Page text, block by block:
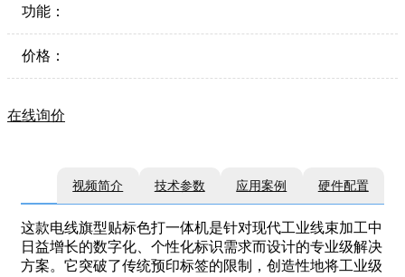
功能：
价格：
在线询价
视频简介 技术参数 应用案例 硬件配置
这款电线旗型贴标色打一体机是针对现代工业线束加工中
日益增长的数字化、个性化标识需求而设计的专业级解决
方案。它突破了传统预印标签的限制，创造性地将工业级